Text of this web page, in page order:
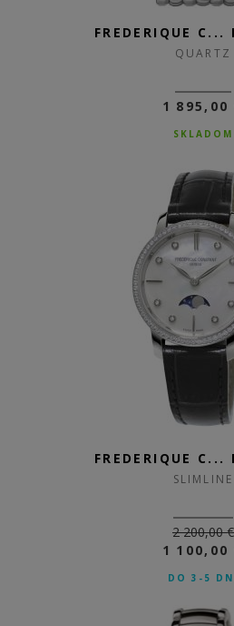
QUARTZ
1 895,00
SKLADOM
SLIMLINE
2 200,00 €
1 100,00
DO 3-5